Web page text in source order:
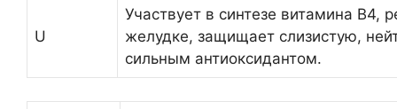
U
Участвует в синтезе витамина B4,
желудке, защищает слизистую,
сильным антиоксидантом.